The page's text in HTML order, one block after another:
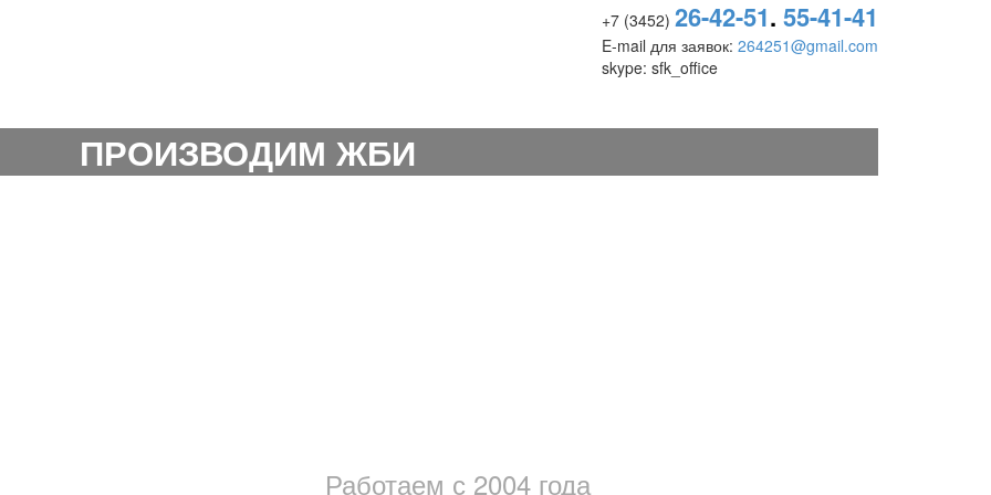
+7 (3452) 26-42-51. 55-41-41
E-mail для заявок: 264251@gmail.com
skype: sfk_office
ПРОИЗВОДИМ ЖБИ
Работаем с 2004 года